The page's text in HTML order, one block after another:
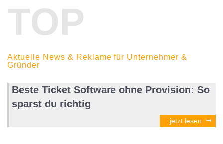
TOP
Aktuelle News & Reklame für Unternehmer &
Gründer
Beste Ticket Software ohne Provision: So
sparst du richtig
jetzt lesen